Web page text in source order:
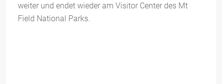
weiter und endet wieder am Visitor Center des Mt
Field National Parks.